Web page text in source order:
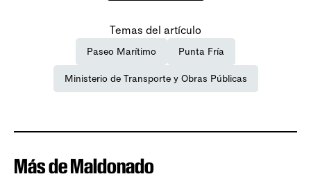
Temas del artículo
Paseo Marítimo Punta Fría
Ministerio de Transporte y Obras Públicas
Más de Maldonado